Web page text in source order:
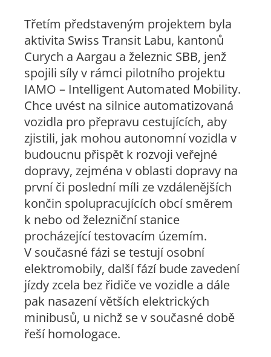
Třetím představeným projektem byla
aktivita Swiss Transit Labu, kantonů
Curych a Aargau a železnic SBB, jenž
spojili síly v rámci pilotního projektu
IAMO – Intelligent Automated Mobility.
Chce uvést na silnice automatizovaná
vozidla pro přepravu cestujících, aby
zjistili, jak mohou autonomní vozidla v
budoucnu přispět k rozvoji veřejné
dopravy, zejména v oblasti dopravy na
první či poslední míli ze vzdálenějších
končin spolupracujících obcí směrem
k nebo od železniční stanice
procházející testovacím územím.
V současné fázi se testují osobní
elektromobily, další fází bude zavedení
jízdy zcela bez řidiče ve vozidle a dále
pak nasazení větších elektrických
minibusů, u nichž se v současné době
řeší homologace.